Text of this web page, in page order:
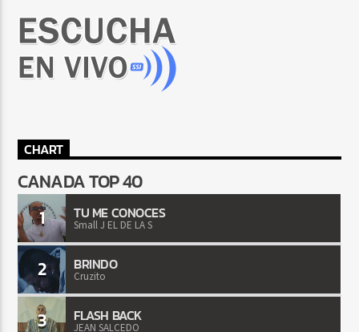
CHART
CANADA TOP 40
1 TU ME CONOCES
Small J EL DE LA S
2 BRINDO
Cruzito
3 FLASH BACK
JEAN SALCEDO